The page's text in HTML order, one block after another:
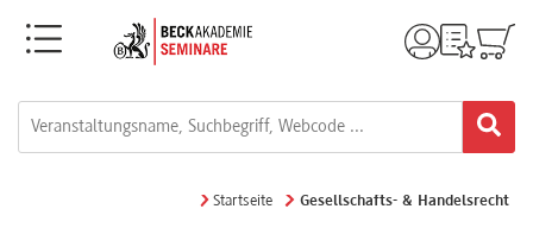
Menü
Startseite Gesellschafts- & Handelsrecht